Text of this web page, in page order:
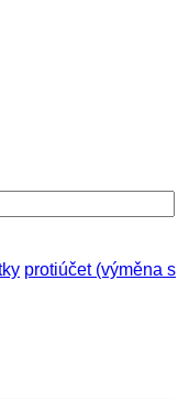
protiúčet (výměna s